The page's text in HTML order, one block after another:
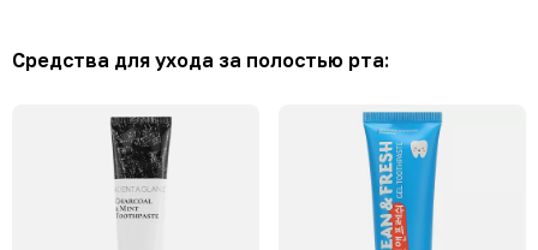
Средства для ухода за полостью рта: